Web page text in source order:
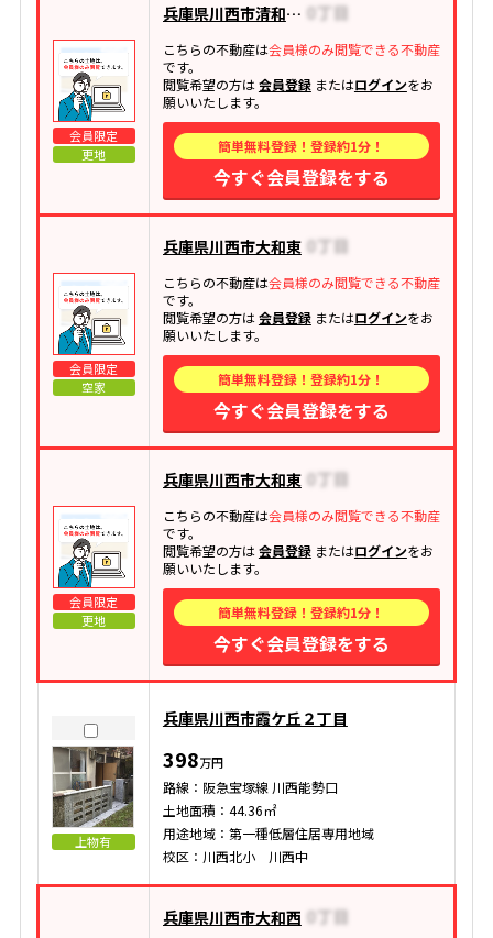
会員限定
更地
兵庫県川西市清和台西
こちらの不動産は会員様のみ閲覧できる不動産
です。
閲覧希望の方は会員登録またはログインをお
願いいたします。
簡単無料登録！登録約1分！
今すぐ会員登録をする
会員限定
空家
兵庫県川西市大和東
こちらの不動産は会員様のみ閲覧できる不動産
です。
閲覧希望の方は会員登録またはログインをお
願いいたします。
簡単無料登録！登録約1分！
今すぐ会員登録をする
会員限定
更地
兵庫県川西市大和東
こちらの不動産は会員様のみ閲覧できる不動産
です。
閲覧希望の方は会員登録またはログインをお
願いいたします。
簡単無料登録！登録約1分！
今すぐ会員登録をする
上物有
兵庫県川西市霞ケ丘２丁目
398万円
路線：阪急宝塚線 川西能勢口
土地面積：44.36㎡
用途地域：第一種低層住居専用地域
校区：川西北小 川西中
兵庫県川西市大和西